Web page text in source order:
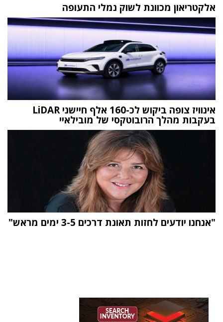
אלקטריאון מכוונת לשוק נמלי התעופה
אינוויז צופה ביקוש לכ-160 אלף חיישני LiDAR
בעקבות מהלך הרובוטקסי של מובילאיי
"אנחנו יודעים לחזות תאונת דרכים 3-5 ימים מראש"